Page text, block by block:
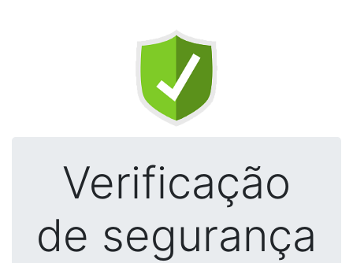
Verificação
de segurança